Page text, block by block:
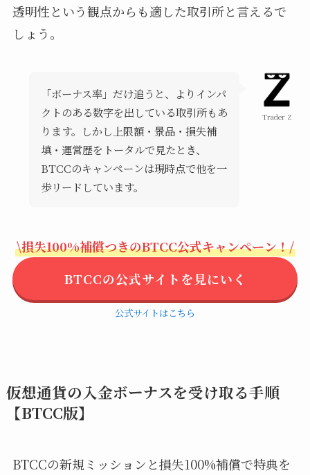
透明性という観点からも適した取引所と言えるで
しょう。
Trader Z
「ボーナス率」だけ追うと、よりインパ
クトのある数字を出している取引所もあ
ります。しかし上限額・景品・損失補
填・運営歴をトータルで見たとき、
BTCCのキャンペーンは現時点で他を一
歩リードしています。
\損失100%補償つきのBTCC公式キャンペーン！/
BTCCの公式サイトを見にいく
公式サイトはこちら
仮想通貨の入金ボーナスを受け取る手順
【BTCC版】
BTCCの新規ミッションと損失100%補償で特典を